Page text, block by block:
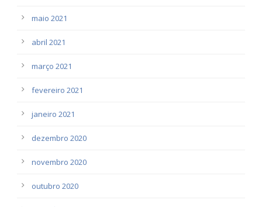
maio 2021
abril 2021
março 2021
fevereiro 2021
janeiro 2021
dezembro 2020
novembro 2020
outubro 2020